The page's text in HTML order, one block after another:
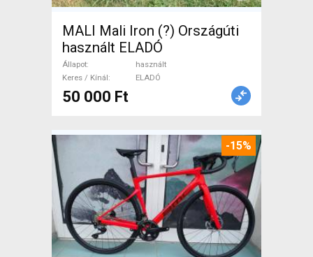
MALI Mali Iron (?) Országúti
használt ELADÓ
Állapot
használt
Keres / Kínál
ELADÓ
50 000 Ft
-15%